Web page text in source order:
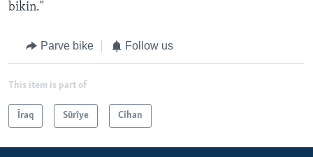
bikin."
Parve bike Follow us
This item is part of
Îraq Sûrîye Cîhan